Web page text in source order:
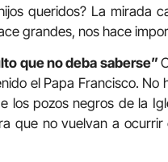
queridos? La mirada
grandes, nos hace
que no deba saberse”
el Papa Francisco.
los pozos negros de la
que no vuelvan a